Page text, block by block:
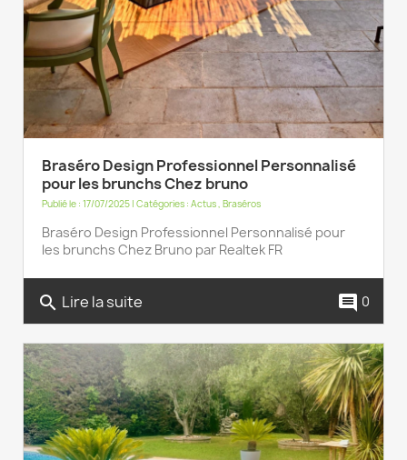
Braséro Design Professionnel Personnalisé
pour les brunchs Chez bruno
Publié le : 17/07/2025 | Catégories : Actus, Braséros
Braséro Design Professionnel Personnalisé pour
les brunchs Chez Bruno par Realtek FR
search Lire la suite comment 0